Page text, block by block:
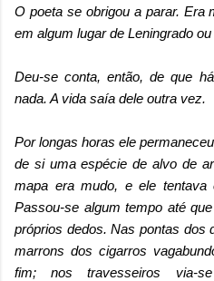
O poeta se obrigou a parar. Era
em algum lugar de Leningrado
Deu-se conta, então, de que
nada. A vida saía dele outra vez.
Por longas horas ele
de si uma espécie de alvo de
mapa era mudo, e ele tentava
Passou-se algum tempo até
próprios dedos. Nas pontas dos
marrons dos cigarros
fim; nos travesseiros via-